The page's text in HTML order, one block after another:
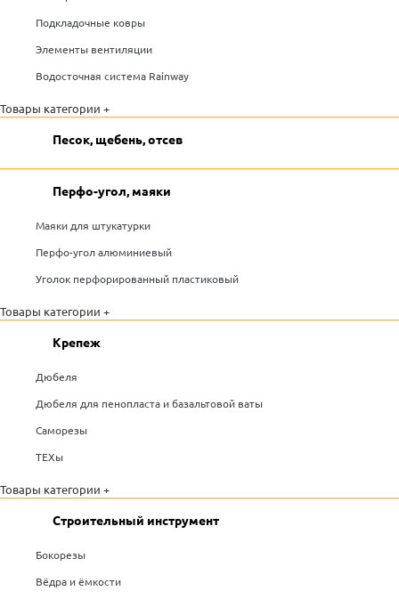
Подкладочные ковры
Элементы вентиляции
Водосточная система Rainway
Товары категории +
Песок, щебень, отсев
Перфо-угол, маяки
Маяки для штукатурки
Перфо-угол алюминиевый
Уголок перфорированный пластиковый
Товары категории +
Крепеж
Дюбеля
Дюбеля для пенопласта и базальтовой ваты
Саморезы
ТЕХы
Товары категории +
Строительный инструмент
Бокорезы
Вёдра и ёмкости